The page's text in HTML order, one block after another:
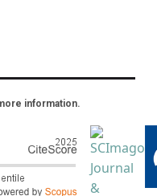
information.